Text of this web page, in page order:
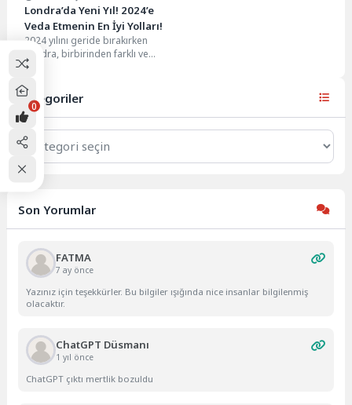
Londra’da Yeni Yıl! 2024’e
Veda Etmenin En İyi Yolları!
2024 yılını geride bırakırken
Londra, birbirinden farklı ve
unutulmaz etkinliklerle dolup
Kategoriler
Kategoriler
Son Yorumlar
FATMA
7 ay önce
Yazınız için teşekkürler. Bu bilgiler ışığında nice insanlar bilgilenmiş
olacaktır.
ChatGPT Düsmanı
1 yıl önce
ChatGPT çıktı mertlik bozuldu
0